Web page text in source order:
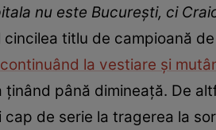
nu este București, ci
titlu de campioană
la vestiare și
ținând până dimineață. De
de serie la tragerea la